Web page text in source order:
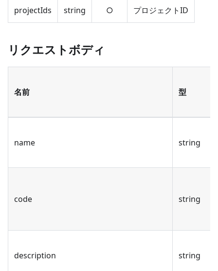
projectIds string ○ プロジェクトID
リクエストボディ
名前 型
name string
code string
description string